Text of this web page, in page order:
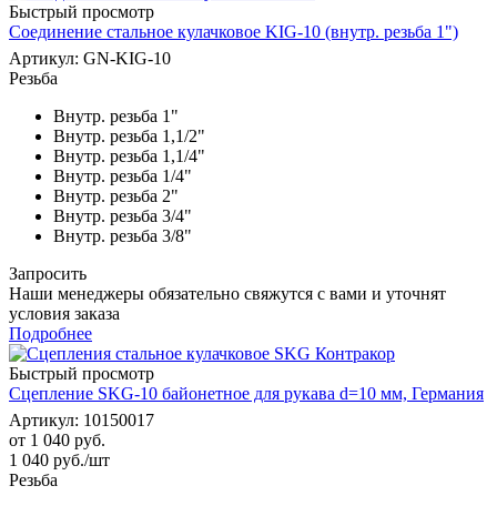
Быстрый просмотр
Соединение стальное кулачковое KIG-10 (внутр. резьба 1")
Артикул: GN-KIG-10
Резьба
Внутр. резьба 1"
Внутр. резьба 1,1/2"
Внутр. резьба 1,1/4"
Внутр. резьба 1/4"
Внутр. резьба 2"
Внутр. резьба 3/4"
Внутр. резьба 3/8"
Запросить
Наши менеджеры обязательно свяжутся с вами и уточнят
условия заказа
Подробнее
Быстрый просмотр
Сцепление SKG-10 байонетное для рукава d=10 мм, Германия
Артикул: 10150017
от 1 040 руб.
1 040 руб./шт
Резьба